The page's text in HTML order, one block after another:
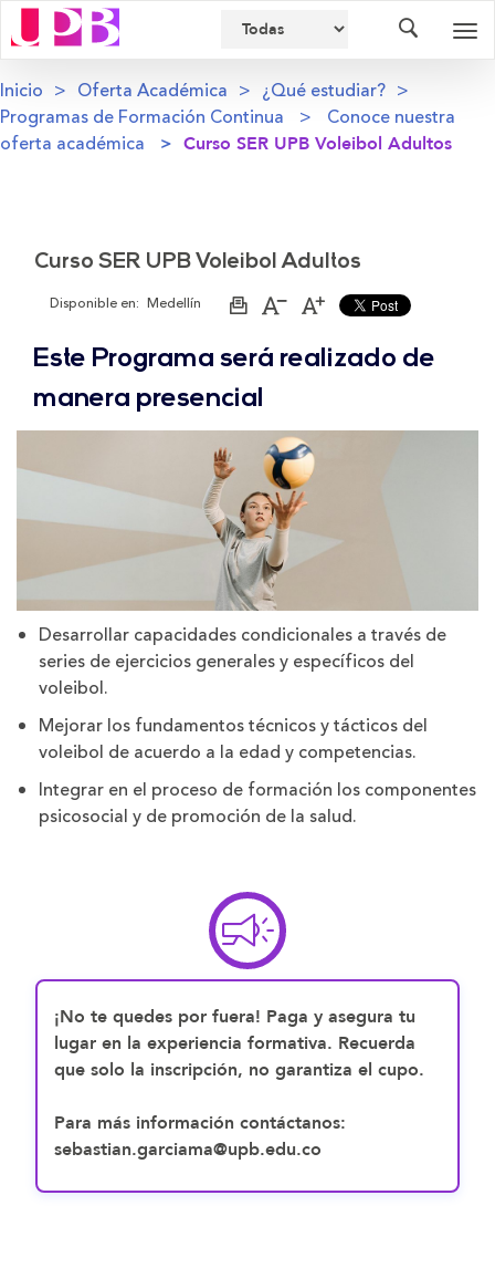
Inicio Oferta Académica
¿Qué estudiar?
Programas de Formación Continua
Conoce nuestra
oferta académica
Curso SER UPB Voleibol Adultos
Curso SER UPB Voleibol Adultos
Disponible en: Medellín
ImprimirAumentar
de
Disminuir
de
Este Programa será realizado de
manera presencial
Desarrollar capacidades condicionales a través de
series de ejercicios generales y específicos del
voleibol.
Mejorar los fundamentos técnicos y tácticos del
voleibol de acuerdo a la edad y competencias.
Integrar en el proceso de formación los componentes
psicosocial y de promoción de la salud.
¡No te quedes por fuera! Paga y asegura tu
lugar en la experiencia formativa. Recuerda
que solo la inscripción, no garantiza el cupo.
Para más información contáctanos:
sebastian.garciama@upb.edu.co